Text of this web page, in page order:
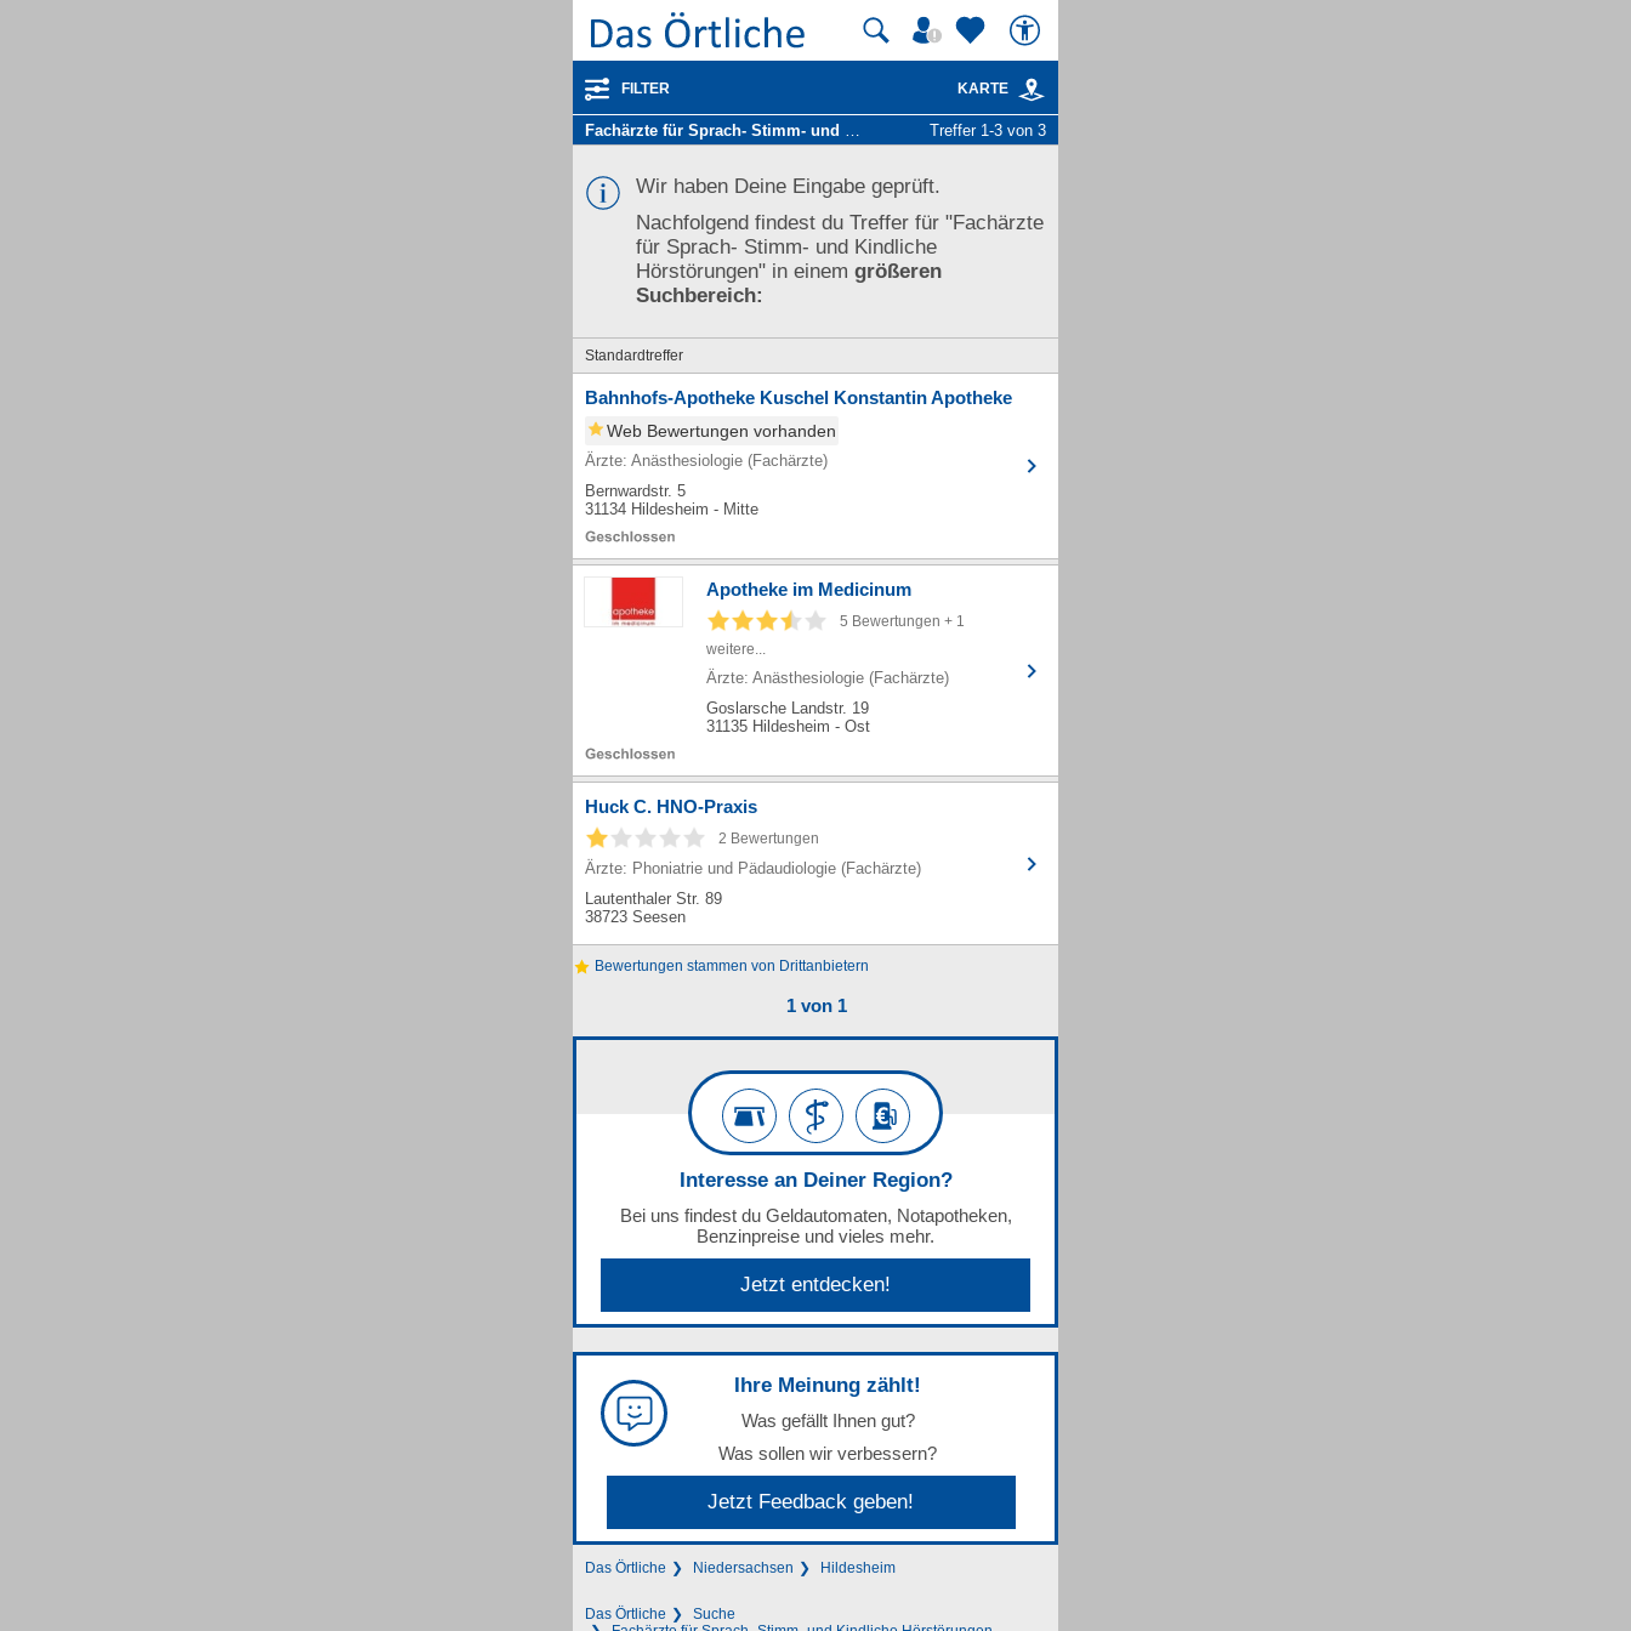
FILTER KARTE
Fachärzte für Sprach- Stimm- und Kindliche Hörstörungen in Alfeld (Leine)
Treffer 1-3 von 3
Wir haben Deine Eingabe geprüft.
Nachfolgend findest du Treffer für "Fachärzte
für Sprach- Stimm- und Kindliche
Hörstörungen" in einem größeren
Suchbereich:
Standardtreffer
Bahnhofs-Apotheke Kuschel Konstantin Apotheke
Web Bewertungen vorhanden
Ärzte: Anästhesiologie (Fachärzte)
Bernwardstr. 5
31134 Hildesheim - Mitte
Apotheke im Medicinum
5 Bewertungen + 1
weitere...
Ärzte: Anästhesiologie (Fachärzte)
Goslarsche Landstr. 19
31135 Hildesheim - Ost
Huck C. HNO-Praxis
2 Bewertungen
Ärzte: Phoniatrie und Pädaudiologie (Fachärzte)
Lautenthaler Str. 89
38723 Seesen
Bewertungen stammen von Drittanbietern
1 von 1
Interesse an Deiner Region?
Bei uns findest du Geldautomaten, Notapotheken,
Benzinpreise und vieles mehr.
Jetzt entdecken!
Ihre Meinung zählt!
Was gefällt Ihnen gut?
Was sollen wir verbessern?
Jetzt Feedback geben!
Das Örtliche Niedersachsen Hildesheim
Das Örtliche
Suche